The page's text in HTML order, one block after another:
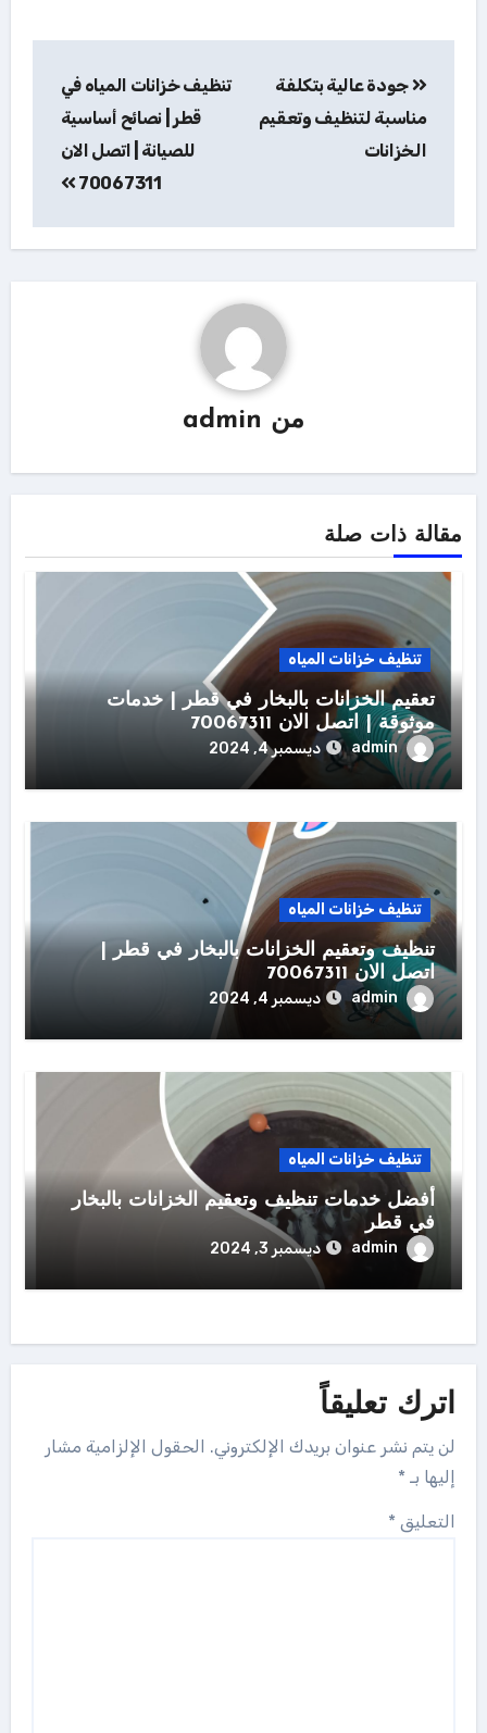
المقالات
جودة عالية بتكلفة
مناسبة لتنظيف وتعقيم
الخزانات
تنظيف خزانات المياه في
قطر | نصائح أساسية
للصيانة | اتصل الان
70067311
من admin
مقالة ذات صلة
تنظيف خزانات المياه
تعقيم الخزانات بالبخار في قطر | خدمات
موثوقة | اتصل الان 70067311
admin ديسمبر 4, 2024
تنظيف خزانات المياه
تنظيف وتعقيم الخزانات بالبخار في قطر |
اتصل الان 70067311
admin ديسمبر 4, 2024
تنظيف خزانات المياه
أفضل خدمات تنظيف وتعقيم الخزانات بالبخار
في قطر
admin ديسمبر 3, 2024
اترك تعليقاً
لن يتم نشر عنوان بريدك الإلكتروني. الحقول الإلزامية مشار
إليها بـ *
التعليق *